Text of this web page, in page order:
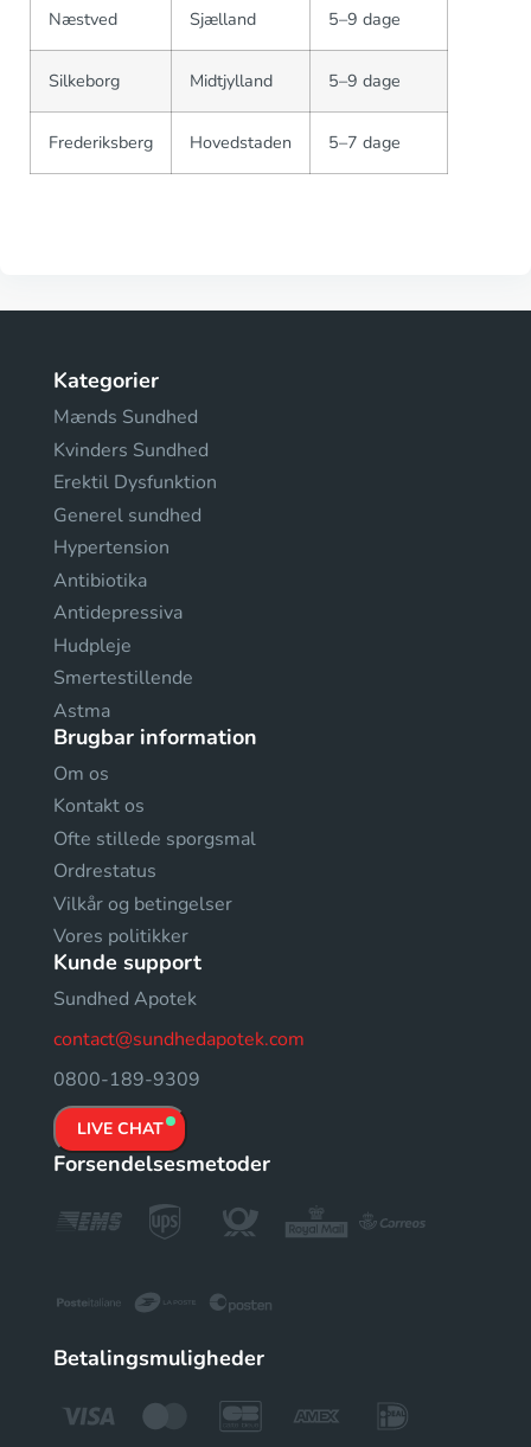
Næstved Sjælland 5–9 dage
Silkeborg Midtjylland 5–9 dage
Frederiksberg Hovedstaden 5–7 dage
Kategorier
Mænds Sundhed
Kvinders Sundhed
Erektil Dysfunktion
Generel sundhed
Hypertension
Antibiotika
Antidepressiva
Hudpleje
Smertestillende
Astma
Brugbar information
Om os
Kontakt os
Ofte stillede sporgsmal
Ordrestatus
Vilkår og betingelser
Vores politikker
Kunde support
Sundhed Apotek
contact@sundhedapotek.com
0800-189-9309
LIVE CHAT
Forsendelsesmetoder
Betalingsmuligheder